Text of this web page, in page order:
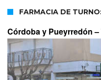
FARMACIA DE
Córdoba y Pueyrredón –